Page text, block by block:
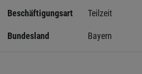
Beschäftigungsart Teilzeit
Bundesland Bayern